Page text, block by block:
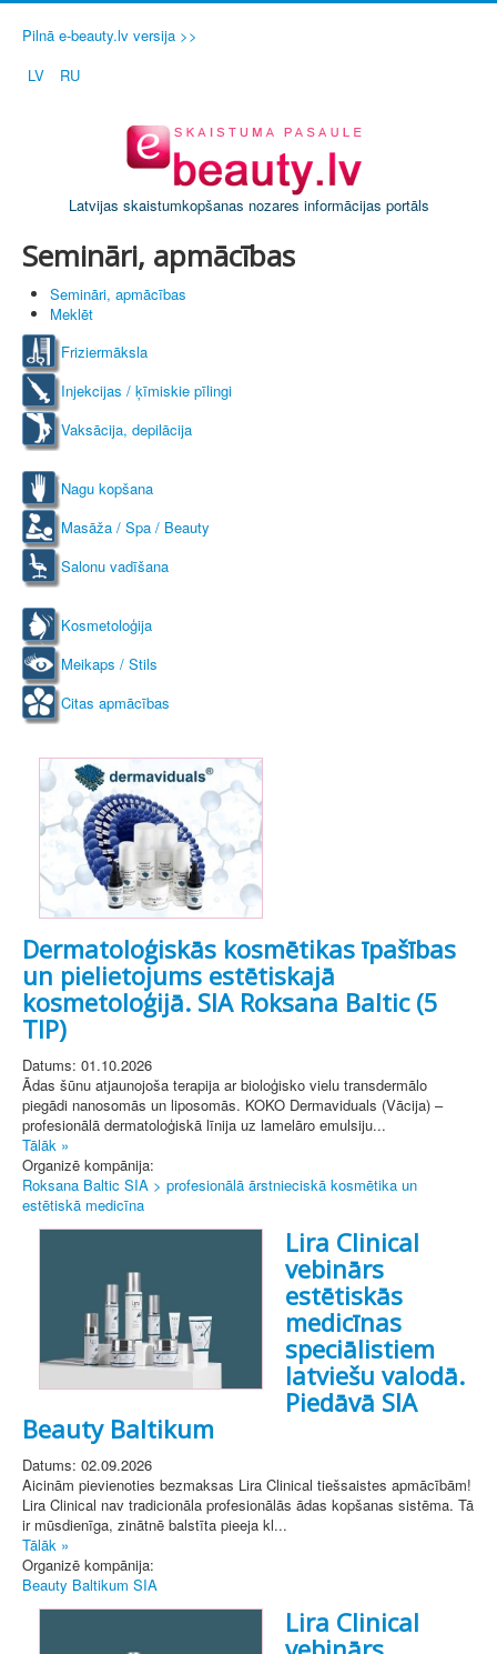
Pilnā e-beauty.lv versija >>
LV
RU
Latvijas skaistumkopšanas nozares informācijas portāls
Semināri, apmācības
Semināri, apmācības
Meklēt
Friziermāksla
Injekcijas / ķīmiskie pīlingi
Vaksācija, depilācija
Nagu kopšana
Masāža / Spa / Beauty
Salonu vadīšana
Kosmetoloģija
Meikaps / Stils
Citas apmācības
Dermatoloģiskās kosmētikas īpašības
un pielietojums estētiskajā
kosmetoloģijā. SIA Roksana Baltic (5
TIP)
Datums: 01.10.2026
Ādas šūnu atjaunojoša terapija ar bioloģisko vielu transdermālo
piegādi nanosomās un liposomās. KOKO Dermaviduals (Vācija) –
profesionālā dermatoloģiskā līnija uz lamelāro emulsiju...
Tālāk »
Organizē kompānija:
Roksana Baltic SIA > profesionālā ārstnieciskā kosmētika un
estētiskā medicīna
Lira Clinical
vebinārs
estētiskās
medicīnas
speciālistiem
latviešu valodā.
Piedāvā SIA
Beauty Baltikum
Datums: 02.09.2026
Aicinām pievienoties bezmaksas Lira Clinical tiešsaistes apmācībām!
Lira Clinical nav tradicionāla profesionālās ādas kopšanas sistēma. Tā
ir mūsdienīga, zinātnē balstīta pieeja kl...
Tālāk »
Organizē kompānija:
Beauty Baltikum SIA
Lira Clinical